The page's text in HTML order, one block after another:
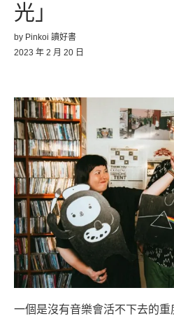
光」
by Pinkoi 讀好書
2023 年 2 月 20 日
一個是沒有音樂會活不下去的